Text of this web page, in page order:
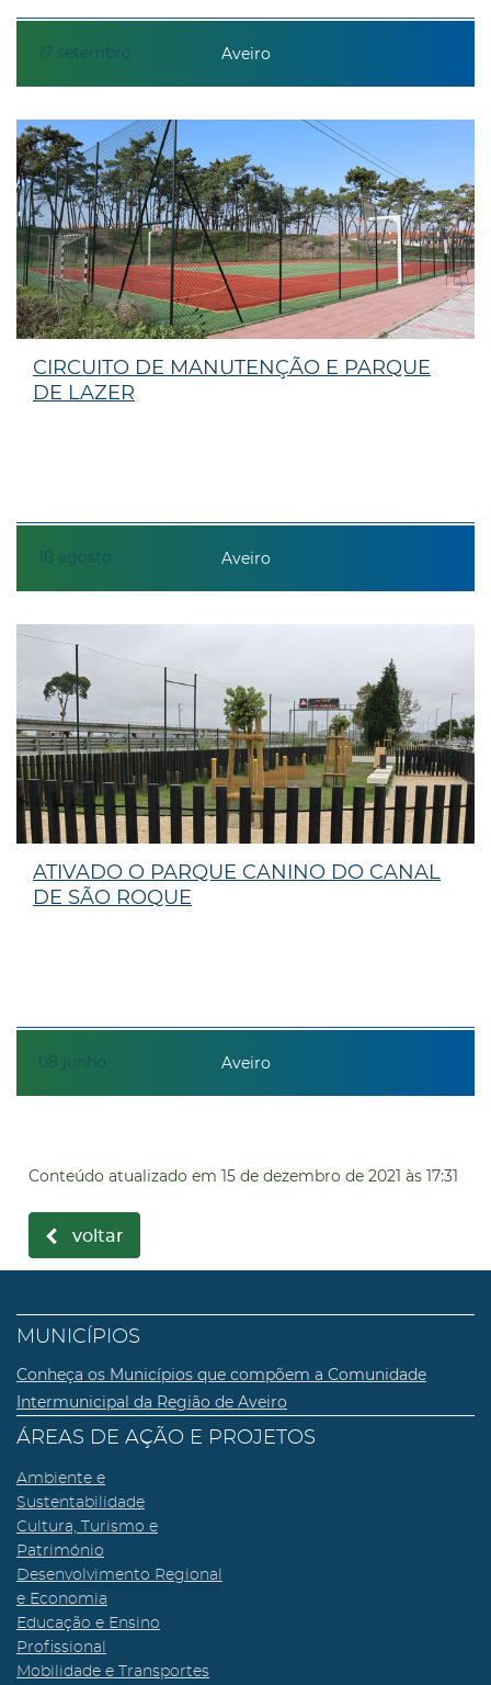
17 setembro Aveiro
18 agosto
CIRCUITO DE MANUTENÇÃO E PARQUE
DE LAZER
Aveiro
08 junho
ATIVADO O PARQUE CANINO DO CANAL
DE SÃO ROQUE
Aveiro
Conteúdo atualizado em 15 de dezembro de 2021 às 17:31
voltar
MUNICÍPIOS
Conheça os Municípios que compõem a Comunidade
Intermunicipal da Região de Aveiro
ÁREAS DE AÇÃO E PROJETOS
Ambiente e
Sustentabilidade
Cultura, Turismo e
Património
Desenvolvimento Regional
e Economia
Educação e Ensino
Profissional
Mobilidade e Transportes